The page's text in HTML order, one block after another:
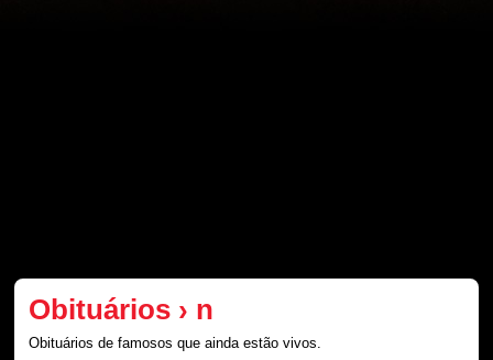
Obituários › n
Obituários de famosos que ainda estão vivos.